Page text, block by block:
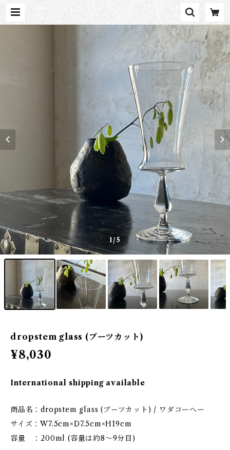
1/5
dropstem glass (ブーツカット)
¥8,030
International shipping available
商品名：dropstem glass (ブーツカット) / ワダコーヘー
サイズ：W7.5cm×D7.5cm×H19cm
容量 ：200ml (容量は約8〜9分目)